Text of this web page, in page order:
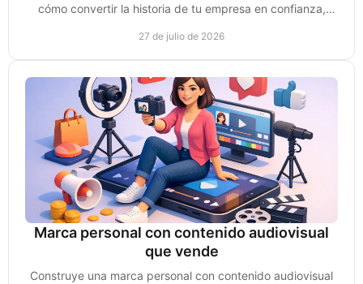
cómo convertir la historia de tu empresa en confianza,
27 de julio de 2026
Marca personal con contenido audiovisual
que vende
Construye una marca personal con contenido audiovisual